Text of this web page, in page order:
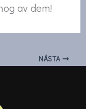
av dem!
NÄSTA